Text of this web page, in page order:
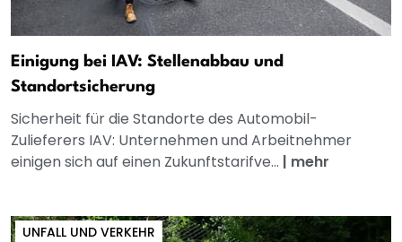
Einigung bei IAV: Stellenabbau und
Standortsicherung
Sicherheit für die Standorte des Automobil-
Zulieferers IAV: Unternehmen und Arbeitnehmer
einigen sich auf einen Zukunftstarifve... | mehr
UNFALL UND VERKEHR